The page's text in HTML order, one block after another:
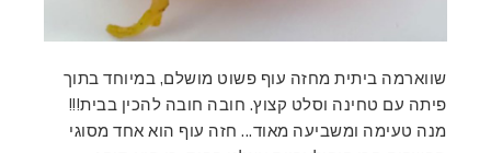
שווארמה ביתית מחזה עוף פשוט מושלם, במיוחד בתוך
פיתה עם טחינה וסלט קצוץ. חובה חובה להכין בבית!!!
מנה טעימה ומשביעה מאוד... חזה עוף הוא אחד מסוגי